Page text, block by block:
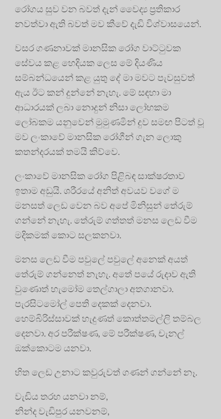
රෝගය සුව වන බවත් දැන් වෛද්‍ය ප්‍රතිකාර
නවත්වා ඇති බවත් මව කීවේ දැඩි විශ්වාසයෙන්.
වසර ගණනාවක් මානසික රෝග වාට්ටුවක
සේවය කළ හෙදියක ලෙස මේ දියණිය
සම්බන්ධයෙන් කළ යුතු දේ මා මවට පැවසුවත්
ඇය ඊට කන් දුන්නේ නැහැ. මේ සඳහා මා
ආධාරයක් ලබා නොදුන් නිසා ලෝභකම
ලෝබකම යනුවෙන් මුමුණමින් දුව සමඟ පිටත් වූ
මව ලංකාවේ මානසික රෝගීන් ගැන ලොකු
කතන්දරයක් තමයි කිව්වෙ.
ලංකාවේ මානසික රෝග පිළිබඳ සාක්ෂරතාව
ඉතාම අඩුයි. ශරීරයේ අනිත් අවයව වගේ ම
මනසත් ලෙඩ වෙන බව අපේ මිනිසුන් තේරුම්
ගන්නේ නැහැ. තේරුම් ගත්තත් මනස ලෙඩ වීම
මදිකමක් කොට සලකනවා.
මනස ලෙඩ වීම පවුලේ පවුලේ අනෙක් අයත්
තේරුම් ගන්නෙත් නැහැ. අතේ පයේ රුදාව ඇති
වුණොත් හැමෝම තෙල්ගාලා අතගානවා.
පැරසිටමෝල් පෙති දෙකක් දෙනවා.
හෙම්බිරිස්සාවක් හැදුණත් කොත්තමල්ලි තම්බල
දෙනවා. අර පරීක්ෂණ, මේ පරීක්ෂණ, චැනල්
ඔක්කොටම යනවා.
හිත ලෙඩ උනාට කවුරුවත් ගණන් ගන්නේ නෑ.
වැඩිය තරහ යනවා නම්,
නින්ද වැඩිපුර යනවනම්,